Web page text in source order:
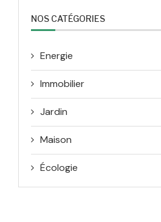
NOS CATÉGORIES
Energie
Immobilier
Jardin
Maison
Écologie